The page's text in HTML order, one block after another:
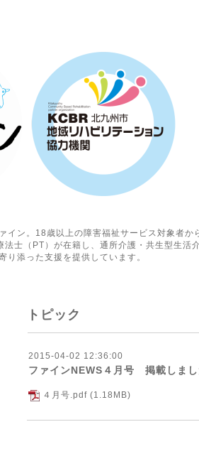
イン。18歳以上の障害福祉サービス対象者
法士（PT）が在籍し、通所介護・共生型生
り添った支援を提供しています。
トピック
2015-04-02 12:36:00
ファインNEWS４月号 掲載しまし
４月号.pdf (1.18MB)